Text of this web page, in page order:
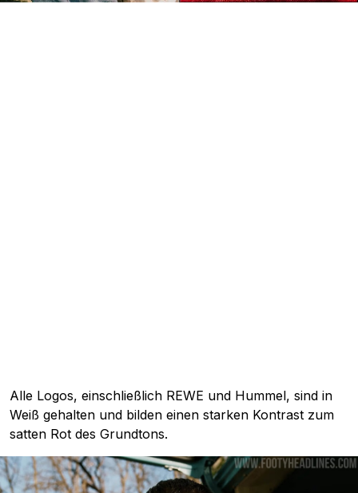
Alle Logos, einschließlich REWE und Hummel, sind in
Weiß gehalten und bilden einen starken Kontrast zum
satten Rot des Grundtons.